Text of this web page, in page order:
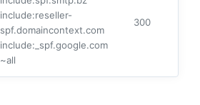
include:reseller-
spf.domaincontext.com
include:_spf.google.com
~all
300